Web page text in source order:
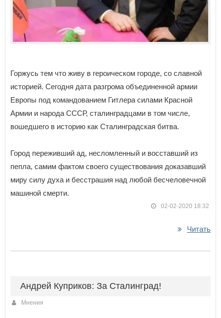
Горжусь тем что живу в героическом городе, со славной
историей. Сегодня дата разгрома объединенной армии
Европы под командованием Гитлера силами Красной
Армии и народа СССР, сталинградцами в том числе,
вошедшего в историю как Сталинградская битва.
Город переживший ад, несломленный и восставший из
пепла, самим фактом своего существования доказавший
миру силу духа и бесстрашия над любой бесчеловечной
машиной смерти.
02-02-2020 18:32
Читать
Андрей Куприков: За Сталинград!
Мнения